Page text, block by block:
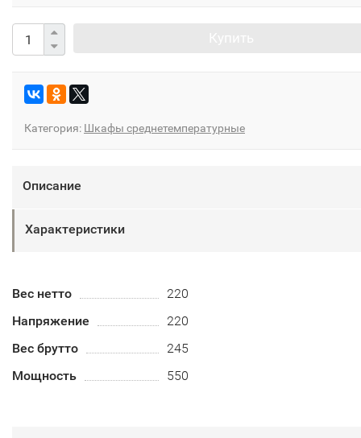
Категория: Шкафы среднетемпературные
Описание
Характеристики
Вес нетто
220
Напряжение
220
Вес брутто
245
Мощность
550